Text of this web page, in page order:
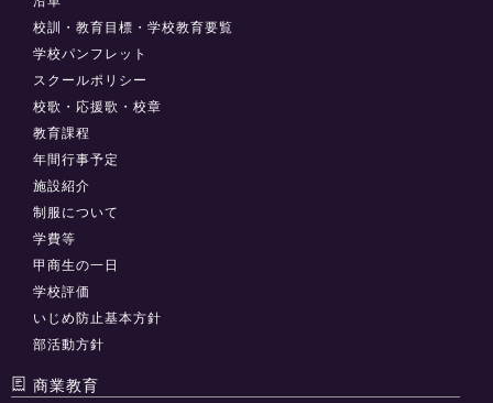
校訓・教育目標・学校教育要覧
学校パンフレット
スクールポリシー
校歌・応援歌・校章
教育課程
年間行事予定
施設紹介
制服について
学費等
甲商生の一日
学校評価
いじめ防止基本方針
部活動方針
商業教育